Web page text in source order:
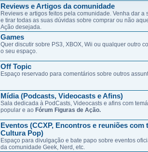
Reviews e Artigos da comunidade
Reviews e artigos feitos pela comunidade. Venha dar a
e tirar todas as suas dúvidas sobre comprar ou não
Ação desejada.
Games
Quer discutir sobre PS3, XBOX, Wii ou qualquer outro
o seu espaço.
Off Topic
Espaço reservado para comentários sobre outros
Mídia (Podcasts, Videocasts e Afins)
Sala dedicada à PodCasts, Videocasts e afins com
popular e ao Fórum Figuras de Ação.
Eventos (CCXP, Encontros e reuniões com
Cultura Pop)
Espaço para divulgação e bate papo sobre eventos
da comunidade Geek, Nerd, etc.